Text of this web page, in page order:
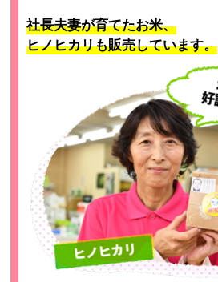
社長夫妻が育てたお米、
ヒノヒカリも販売しています。